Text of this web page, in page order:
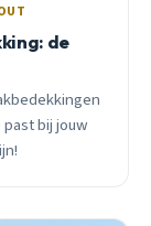
de
bij jouw